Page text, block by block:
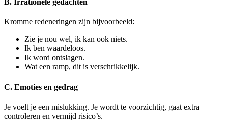
B. Irrationele gedachten
Kromme redeneringen zijn bijvoorbeeld:
Zie je nou wel, ik kan ook niets.
Ik ben waardeloos.
Ik word ontslagen.
Wat een ramp, dit is verschrikkelijk.
C. Emoties en gedrag
Je voelt je een mislukking. Je wordt te voorzichtig, gaat extra
controleren en vermijd risico’s.